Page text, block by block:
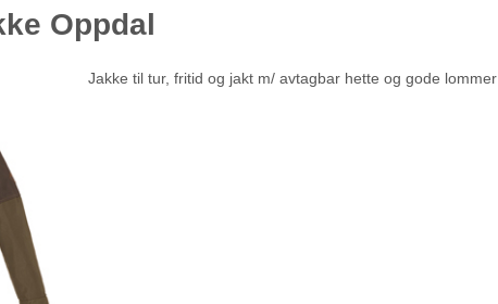
Oppdal
Jakke til tur, fritid og jakt m/ avtagbar hette og gode lommer